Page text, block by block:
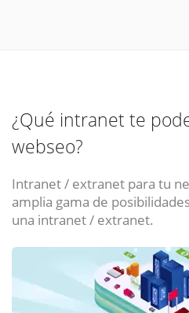
¿Qué intranet te
webseo?
Intranet / extranet para tu
amplia gama de
una intranet / extranet.